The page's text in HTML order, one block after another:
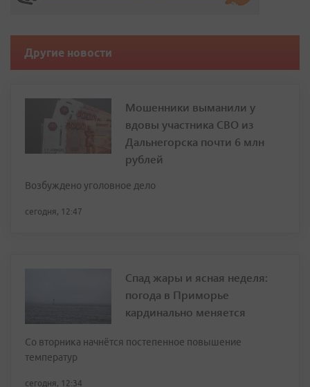
Другие новости
Мошенники выманили у
вдовы участника СВО из
Дальнегорска почти 6 млн
рублей
Возбуждено уголовное дело
сегодня, 12:47
Спад жары и ясная неделя:
погода в Приморье
кардинально меняется
Со вторника начнётся постепенное повышение
температур
сегодня, 12:34